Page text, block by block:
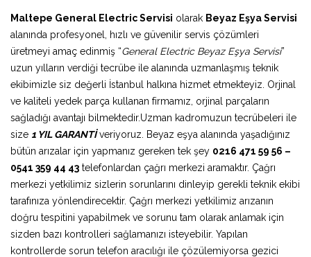
Maltepe General Electric Servisi olarak Beyaz Eşya Servisi
alanında profesyonel, hızlı ve güvenilir servis çözümleri
üretmeyi amaç edinmiş “General Electric Beyaz Eşya Servisi”
uzun yılların verdiği tecrübe ile alanında uzmanlaşmış teknik
ekibimizle siz değerli İstanbul halkına hizmet etmekteyiz. Orjinal
ve kaliteli yedek parça kullanan firmamız, orjinal parçaların
sağladığı avantajı bilmektedir.Uzman kadromuzun tecrübeleri ile
size 1 YIL GARANTİveriyoruz. Beyaz eşya alanında yaşadığınız
bütün arızalar için yapmanız gereken tek şey 0216 471 59 56 –
0541 359 44 43 telefonlardan çağrı merkezi aramaktır. Çağrı
merkezi yetkilimiz sizlerin sorunlarını dinleyip gerekli teknik ekibi
tarafınıza yönlendirecektir. Çağrı merkezi yetkilimiz arızanın
doğru tespitini yapabilmek ve sorunu tam olarak anlamak için
sizden bazı kontrolleri sağlamanızı isteyebilir. Yapılan
kontrollerde sorun telefon aracılığı ile çözülemiyorsa gezici